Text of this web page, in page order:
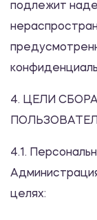
подлежит
4. ЦЕЛИ
4.1.
целях: